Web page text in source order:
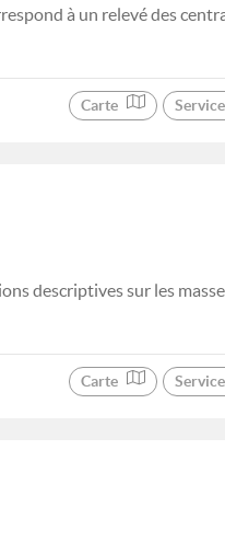
à un relevé des
Carte Service
descriptives sur les
Carte Service